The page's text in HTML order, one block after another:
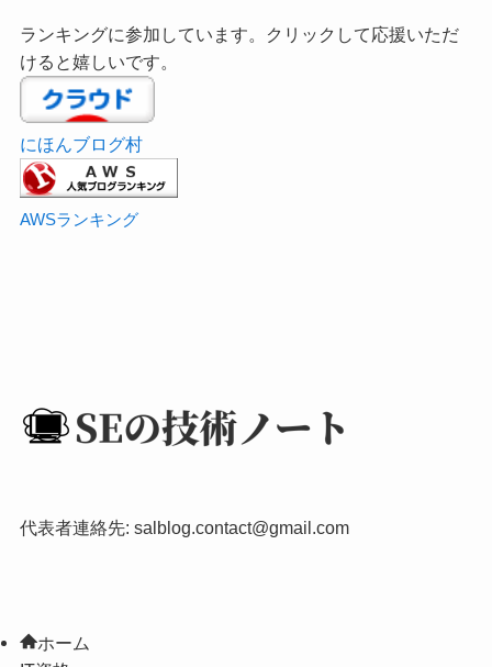
ランキングに参加しています。クリックして応援いただ
けると嬉しいです。
にほんブログ村
AWSランキング
代表者連絡先: salblog.contact@gmail.com
ホーム